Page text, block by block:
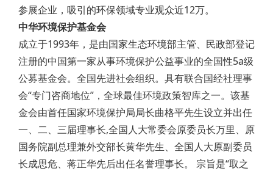
参展企业，吸引的环保领域专业观众近12万。
中华环境保护基金会
成立于1993年，是由国家生态环境部主管、民政部登记
注册的中国第一家从事环境保护公益事业的全国性5a级
公募基金会。全国先进社会组织。具有联合国经社理事
会“专门咨商地位”，全球最佳环境政策智库之一。该基
金会由首任国家环境保护局局长曲格平先生设立并出任
一、二、三届理事长,全国人大常委会原委员长万里、原
国务院副总理兼外交部长黄华先生、全国人大原副委员
长成思危、蒋正华先后出任名誉理事长。 宗旨是“取之